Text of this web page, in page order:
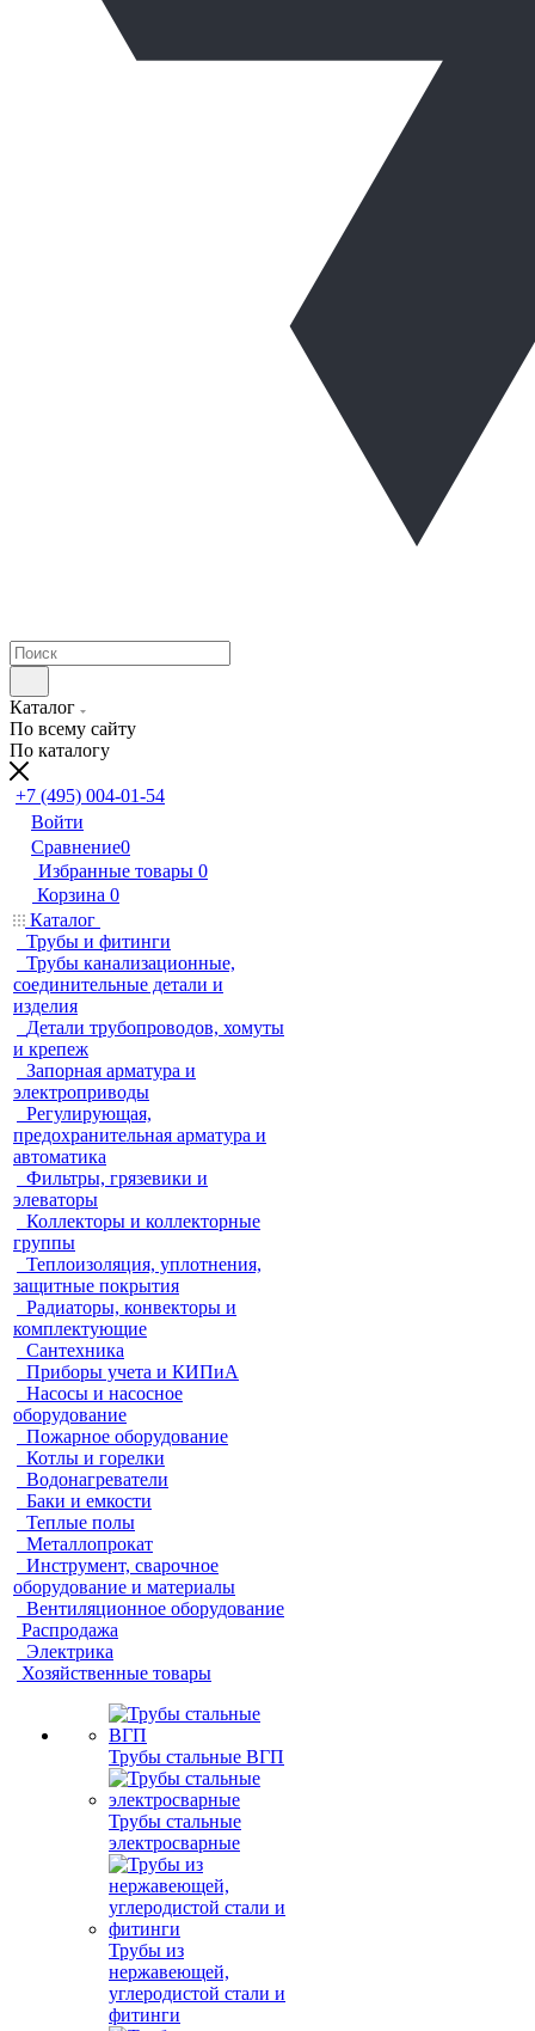
Каталог
По всему сайту
По каталогу
+7 (495) 004-01-54
Войти
Сравнение0
Избранные товары 0
Корзина 0
Каталог
Трубы и фитинги
Трубы канализационные,
соединительные детали и
изделия
Детали трубопроводов, хомуты
и крепеж
Запорная арматура и
электроприводы
Регулирующая,
предохранительная арматура и
автоматика
Фильтры, грязевики и
элеваторы
Коллекторы и коллекторные
группы
Теплоизоляция, уплотнения,
защитные покрытия
Радиаторы, конвекторы и
комплектующие
Сантехника
Приборы учета и КИПиА
Насосы и насосное
оборудование
Пожарное оборудование
Котлы и горелки
Водонагреватели
Баки и емкости
Теплые полы
Металлопрокат
Инструмент, сварочное
оборудование и материалы
Вентиляционное оборудование
Распродажа
Электрика
Хозяйственные товары
Трубы стальные ВГП
Трубы стальные
электросварные
Трубы из
нержавеющей,
углеродистой стали и
фитинги